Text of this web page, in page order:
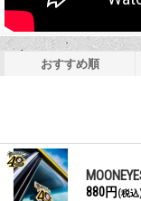
おすすめ順
880円 (税込